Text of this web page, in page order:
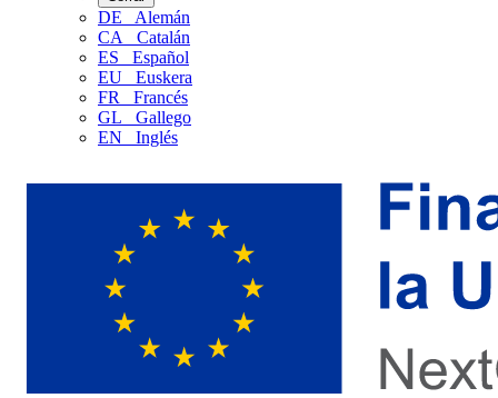
DE
Alemán
CA
Catalán
ES
Español
EU
Euskera
FR
Francés
GL
Gallego
EN
Inglés